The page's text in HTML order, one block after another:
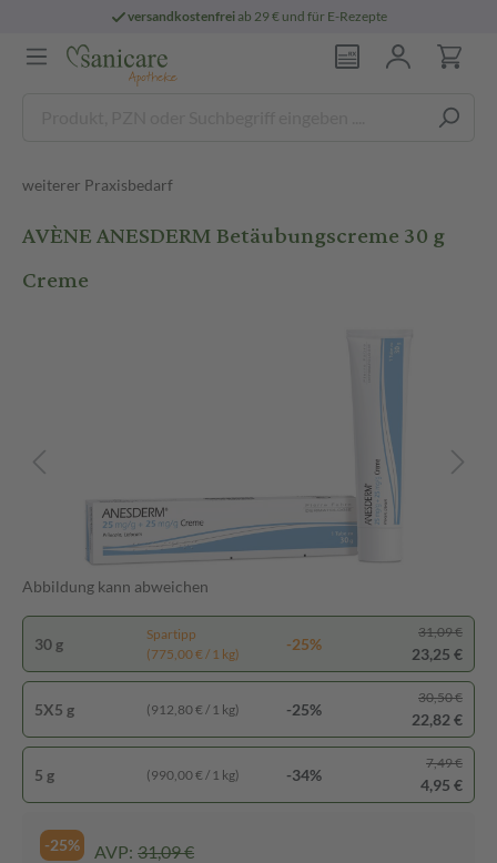
versandkostenfreiab 29 € und für E-Rezepte
weiterer Praxisbedarf
AVÈNE ANESDERM Betäubungscreme 30 g
Creme
Abbildung kann abweichen
30 g
Spartipp
(775,00 € / 1 kg)
-25%
31,09 €
23,25 €
5X5 g (912,80 € / 1 kg) -25%
30,50 €
22,82 €
5 g (990,00 € / 1 kg) -34%
7,49 €
4,95 €
-25% AVP: 31,09 €